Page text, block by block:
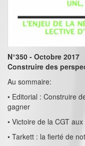
N°350 - Octobre 2017
Construire des
Au sommaire:
• Editorial : Construire
gagner
• Victoire de la CGT
• Tarkett : la fierté de